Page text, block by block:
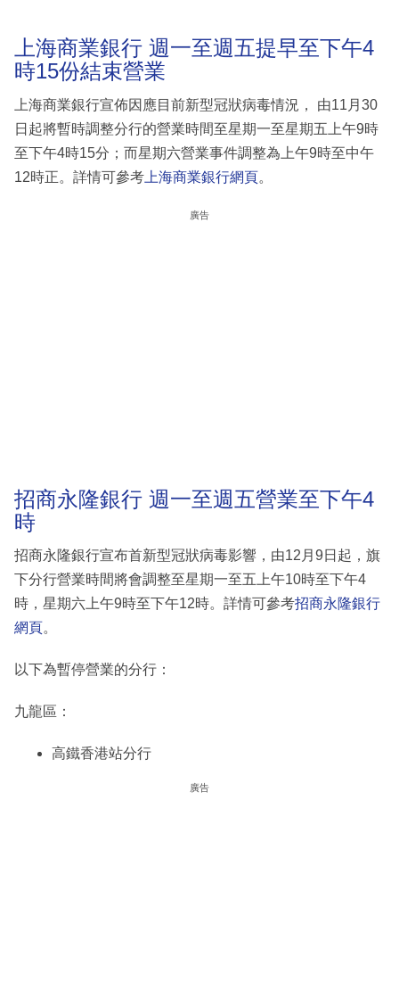
上海商業銀行 週一至週五提早至下午4
時15份結束營業
上海商業銀行宣佈因應目前新型冠狀病毒情況， 由11月30
日起將暫時調整分行的營業時間至星期一至星期五上午9時
至下午4時15分；而星期六營業事件調整為上午9時至中午
12時正。詳情可參考 上海商業銀行網頁。
廣告
招商永隆銀行 週一至週五營業至下午4
時
招商永隆銀行宣布首新型冠狀病毒影響，由12月9日起，旗
下分行營業時間將會調整至星期一至五上午10時至下午4
時，星期六上午9時至下午12時。詳情可參考招商永隆銀行
網頁。
以下為暫停營業的分行：
九龍區：
高鐵香港站分行
廣告